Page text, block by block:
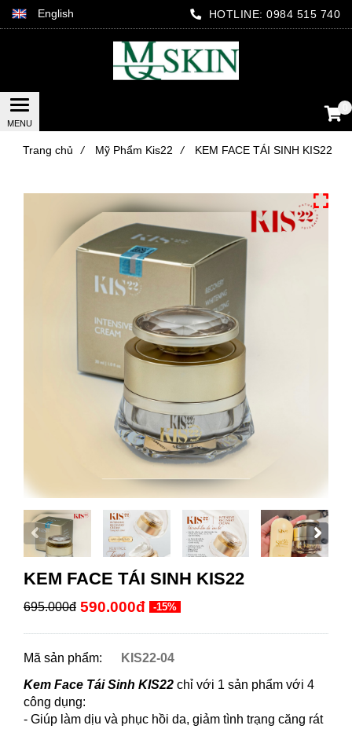
English HOTLINE: 0984 515 740
Trang chủ / Mỹ Phẩm Kis22 / KEM FACE TÁI SINH KIS22
KEM FACE TÁI SINH KIS22
695.000đ 590.000đ -15%
Mã sản phẩm:
KIS22-04
Kem Face Tái Sinh KIS22 chỉ với 1 sản phẩm với 4
công dụng:
- Giúp làm dịu và phục hồi da, giảm tình trạng căng rát